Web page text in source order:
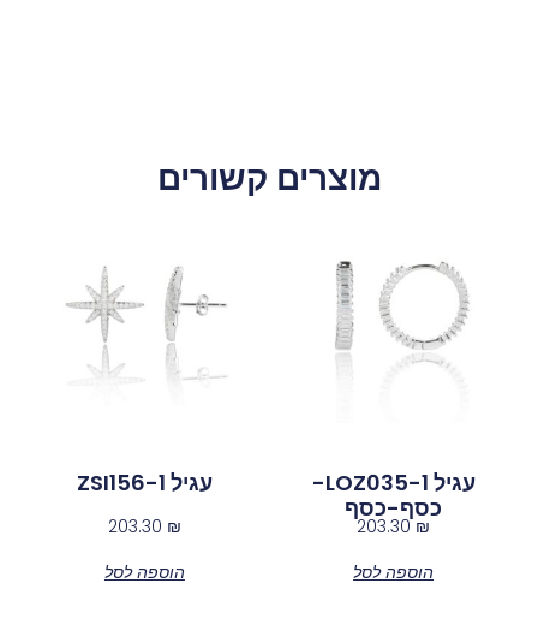
מוצרים קשורים
עגיל LOZ035-1-
כסף-כסף
203.30₪
הוספה לסל
עגיל ZSI156-1
203.30 ₪
הוספה לסל